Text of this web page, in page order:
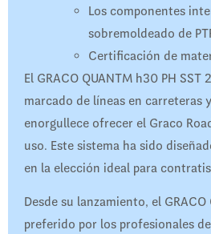
Los componentes
sobremoldeado de
Certificación de
El GRACO QUANTM h30 PH
marcado de líneas en carreteras
enorgullece ofrecer el Graco
uso. Este sistema ha sido
en la elección ideal para
Desde su lanzamiento, el
preferido por los profesionales